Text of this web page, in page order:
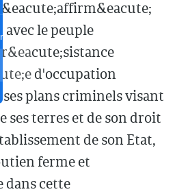
court
le peuple
d'occupation
plans criminels visant
ses terres et de son droit
de son Etat,
ferme et
cette